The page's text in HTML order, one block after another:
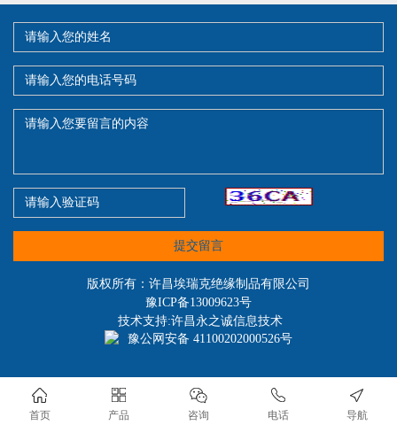
提交留言
版权所有：许昌埃瑞克绝缘制品有限公司
豫ICP备13009623号
技术支持:许昌永之诚信息技术
豫公网安备 41100202000526号
首页 产品 咨询 电话 导航